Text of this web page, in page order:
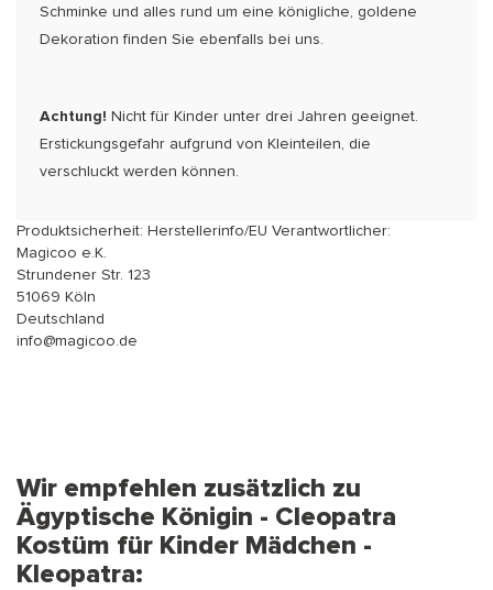
Schminke und alles rund um eine königliche, goldene
Dekoration finden Sie ebenfalls bei uns.
Achtung! Nicht für Kinder unter drei Jahren geeignet.
Erstickungsgefahr aufgrund von Kleinteilen, die
verschluckt werden können.
Produktsicherheit: Herstellerinfo/EU Verantwortlicher:
Magicoo e.K.
Strundener Str. 123
51069 Köln
Deutschland
info@magicoo.de
Wir empfehlen zusätzlich zu
Ägyptische Königin - Cleopatra
Kostüm für Kinder Mädchen -
Kleopatra: